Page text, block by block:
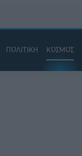
ΠΟΛΙΤΙΚΗ ΚΟΣΜΟΣ